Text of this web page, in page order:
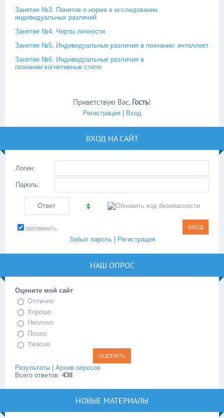
Занятие №3. Понятие о норме в исследовании
индивидуальных различий
Занятие №4. Черты личности
Занятие №5. Индивидуальные различия в познании: интеллект
Занятие №6. Индивидуальные различия в
познании:когнитивные стили
Приветствую Вас, Гость!
Регистрация| Вход
ВХОД НА САЙТ
Логин:
Пароль:
запомнить
Забыл пароль
Регистрация
НАШ ОПРОС
Оцените мой сайт
Отлично
Хорошо
Неплохо
Плохо
Ужасно
Результаты
Архив опросов
Всего ответов: 438
НОВЫЕ МАТЕРИАЛЫ